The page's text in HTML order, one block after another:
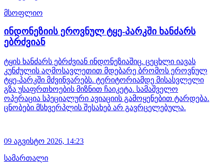
მსოფლიო
ინდონეზიის ეროვნულ ტყე-პარკში ხანძარს
ებრძვიან
ტყის ხანძარს ებრძვიან ინდონეზიაშიც. ცეცხლი იავას
კუნძულის აღმოსავლეთით მდებარე ბრომოს ეროვნულ
ტყე-პარკში მძვინვარებს. ტერიტორიამდე მისასვლელი
გზა უსაფრთხოების მიზნით ჩაიკეტა. სამაშველო
ოპერაცია სპეციალური ავიაციის გამოყენებით ტარდება.
ცნობები მსხვერპლის შესახებ არ გავრცელებულა.
09 აგვისტო 2026, 14:23
სამართალი